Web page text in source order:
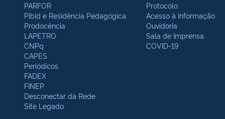
PARFOR
Pibid e Residência Pedagógica
Prodocência
LAPETRO
CNPq
CAPES
Periódicos
FADEX
FINEP
Desconectar da Rede
Site Legado
Protocolo
Acesso à Informação
Ouvidoria
Sala de Imprensa
COVID-19